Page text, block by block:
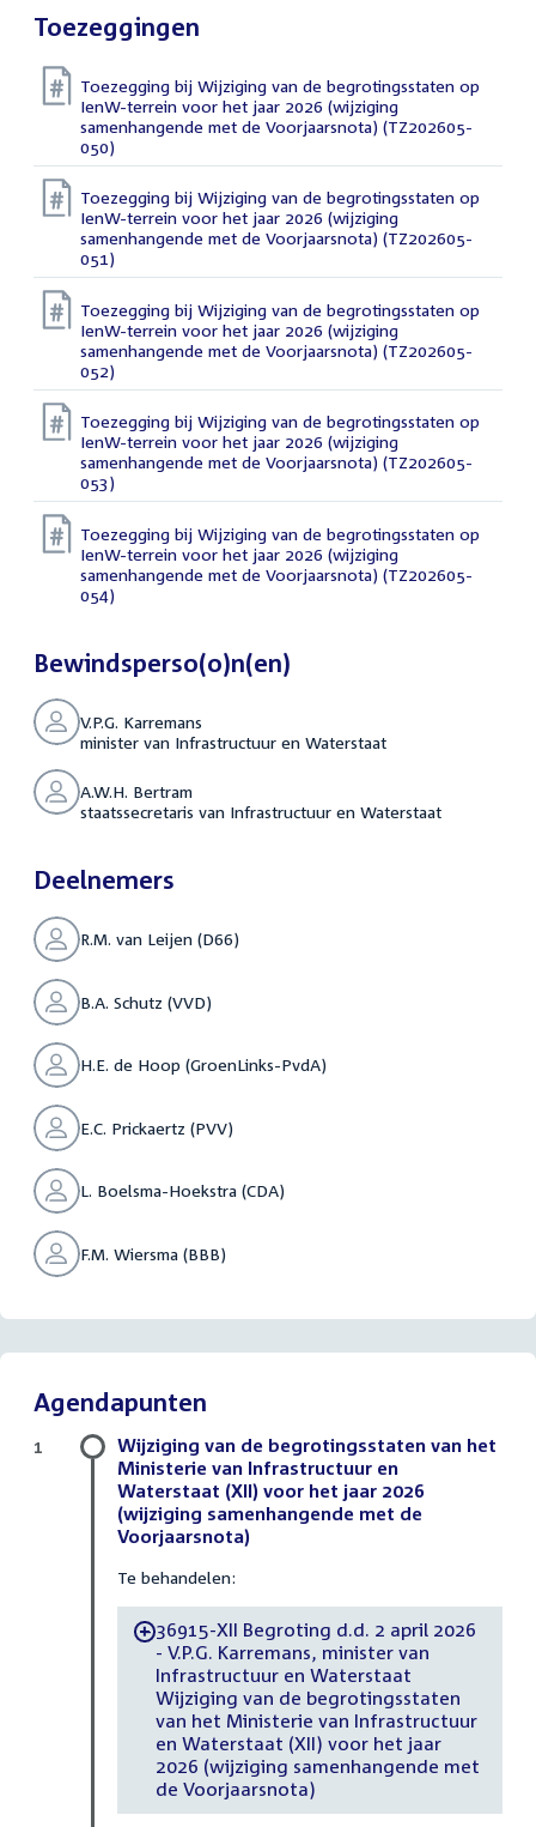
Toezeggingen
Toezegging bij Wijziging van de begrotingsstaten op
IenW-terrein voor het jaar 2026 (wijziging
samenhangende met de Voorjaarsnota) (TZ202605-
050)
Toezegging bij Wijziging van de begrotingsstaten op
IenW-terrein voor het jaar 2026 (wijziging
samenhangende met de Voorjaarsnota) (TZ202605-
051)
Toezegging bij Wijziging van de begrotingsstaten op
IenW-terrein voor het jaar 2026 (wijziging
samenhangende met de Voorjaarsnota) (TZ202605-
052)
Toezegging bij Wijziging van de begrotingsstaten op
IenW-terrein voor het jaar 2026 (wijziging
samenhangende met de Voorjaarsnota) (TZ202605-
053)
Toezegging bij Wijziging van de begrotingsstaten op
IenW-terrein voor het jaar 2026 (wijziging
samenhangende met de Voorjaarsnota) (TZ202605-
054)
Bewindsperso(o)n(en)
V.P.G. Karremans
minister van Infrastructuur en Waterstaat
A.W.H. Bertram
staatssecretaris van Infrastructuur en Waterstaat
Deelnemers
R.M. van Leijen (D66)
B.A. Schutz (VVD)
H.E. de Hoop (GroenLinks-PvdA)
E.C. Prickaertz (PVV)
L. Boelsma-Hoekstra (CDA)
F.M. Wiersma (BBB)
Agendapunten
Wijziging van de begrotingsstaten van het
Ministerie van Infrastructuur en
Waterstaat (XII) voor het jaar 2026
(wijziging samenhangende met de
Voorjaarsnota)
Te behandelen:
-36915-XII Begroting d.d. 2 april 2026
- V.P.G. Karremans, minister van
Infrastructuur en Waterstaat
Wijziging van de begrotingsstaten
van het Ministerie van Infrastructuur
en Waterstaat (XII) voor het jaar
2026 (wijziging samenhangende met
de Voorjaarsnota)
1